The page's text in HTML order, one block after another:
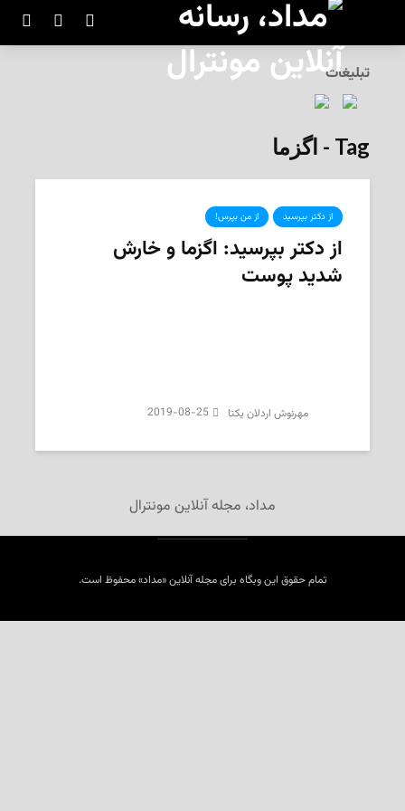
تبلیغات
Tag - اگزما
از دکتر بپرسید از من بپرس!
از دکتر بپرسید: اگزما و خارش
شدید پوست
‌‌ مهرنوش اردلان یکتا 2019-08-25
مداد، مجله آنلاین مونترال
تمام حقوق این وبگاه برای مجله آنلاین «مداد» محفوظ است.